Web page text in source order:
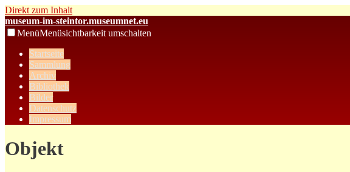
Direkt zum Inhalt
museum-im-steintor.museumnet.eu
MenüMenüsichtbarkeit umschalten
Startseite
Sammlung
Archiv
Bibliothek
Bilder
Datenschutz
Impressum
Objekt